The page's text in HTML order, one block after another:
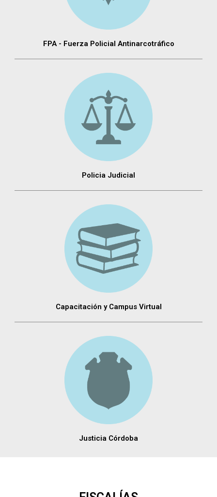
FPA - Fuerza Policial Antinarcotráfico
Policia Judicial
Capacitación y Campus Virtual
Justicia Córdoba